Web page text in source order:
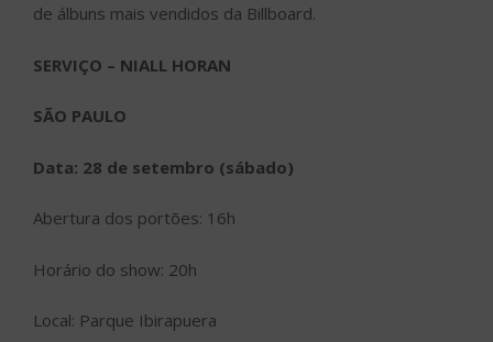
de álbuns mais vendidos da Billboard.
SERVIÇO – NIALL HORAN
SÃO PAULO
Data: 28 de setembro (sábado)
Abertura dos portões: 16h
Horário do show: 20h
Local: Parque Ibirapuera